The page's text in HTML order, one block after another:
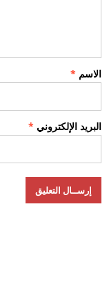
الاسم *
البريد الإلكتروني *